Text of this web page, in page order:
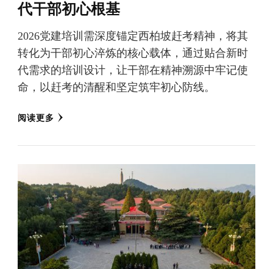
代干部初心根基
2026党建培训需深度锚定西柏坡赶考精神，将其
转化为干部初心淬炼的核心载体，通过贴合新时
代需求的培训设计，让干部在精神溯源中牢记使
命，以赶考的清醒和坚定筑牢初心防线。
阅读更多